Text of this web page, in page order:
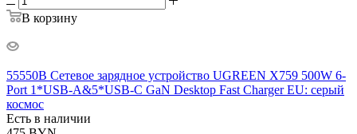
В корзину
55550B Сетевое зарядное устройство UGREEN X759 500W 6-
Port 1*USB-A&5*USB-C GaN Desktop Fast Charger EU: серый
космос
Есть в наличии